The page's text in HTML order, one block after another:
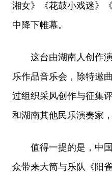
湘女》《花鼓小戏迷》
中降下帷幕。
这台由湖南人创作演
乐作品音乐会，除特邀
过组织采风创作与征集
和湖南其他民乐演奏家
值得一提的是，中国
众带来大筒与乐队《阳